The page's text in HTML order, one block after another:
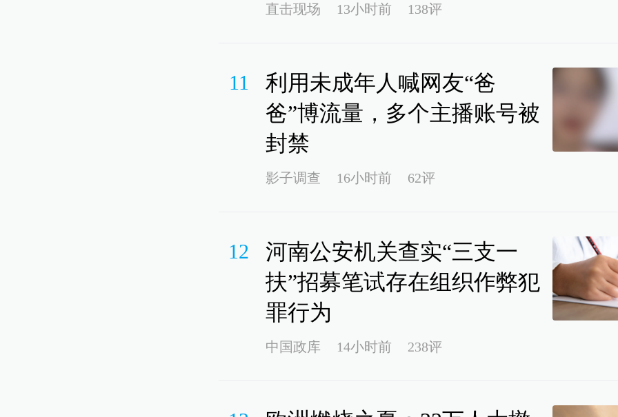
直击现场 13小时前 138评
11
利用未成年人喊网友“爸
爸”博流量，多个主播账号被
封禁
影子调查 16小时前 62评
12
河南公安机关查实“三支一
扶”招募笔试存在组织作弊犯
罪行为
中国政库 14小时前 238评